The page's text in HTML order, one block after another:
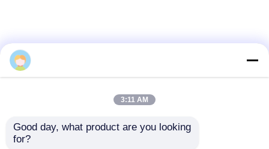
3:11 AM
Good day, what product are you looking
for?